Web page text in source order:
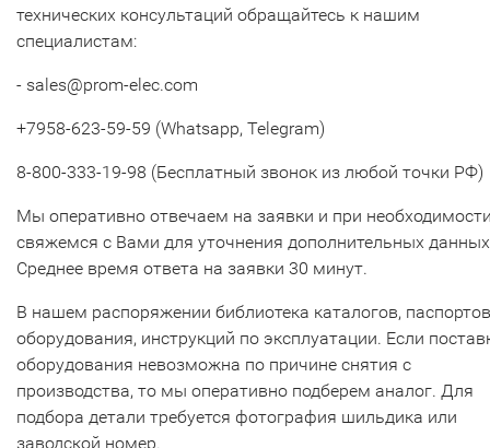
технических консультаций обращайтесь к нашим
специалистам:
- sales@prom-elec.com
+7958-623-59-59 (Whatsapp, Telegram)
8-800-333-19-98 (Бесплатный звонок из любой точки РФ)
Мы оперативно отвечаем на заявки и при
свяжемся с Вами для уточнения дополнительных
Среднее время ответа на заявки 30 минут.
В нашем распоряжении библиотека каталогов, паспортов
оборудования, инструкций по эксплуатации. Если
оборудования невозможна по причине снятия с
производства, то мы оперативно подберем аналог. Для
подбора детали требуется фотография шильдика или
заводской номер.